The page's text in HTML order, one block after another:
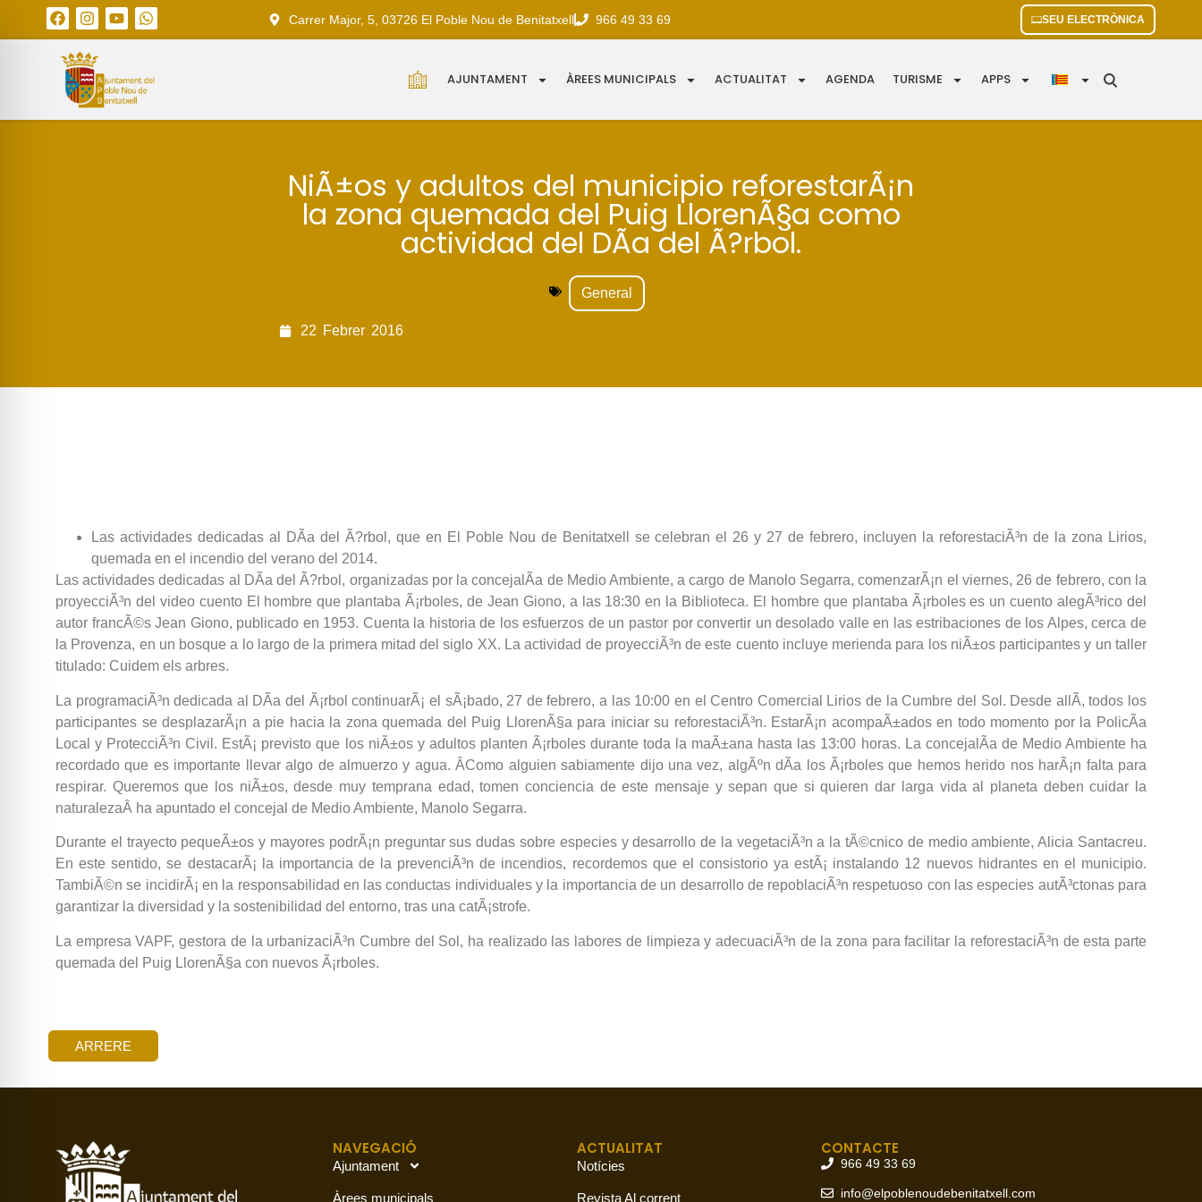
Carrer Major, 5, 03726 El Poble Nou de Benitatxell 966 49 33 69 SEU ELECTRÒNICA
AJUNTAMENT ÀREES MUNICIPALS ACTUALITAT AGENDA TURISME APPS
NiÃ±os y adultos del municipio reforestarÃ¡n
la zona quemada del Puig LlorenÃ§a como
actividad del DÃ­a del Ã?rbol.
General
22 Febrer 2016
Las actividades dedicadas al DÃ­a del Ã?rbol, que en El Poble Nou de Benitatxell se celebran el 26 y 27 de febrero, incluyen la reforestaciÃ³n de la zona Lirios,
quemada en el incendio del verano del 2014.
Las actividades dedicadas al DÃ­a del Ã?rbol, organizadas por la concejalÃ­a de Medio Ambiente, a cargo de Manolo Segarra, comenzarÃ¡n el viernes, 26 de febrero, con la
proyecciÃ³n del video cuento El hombre que plantaba Ã¡rboles, de Jean Giono, a las 18:30 en la Biblioteca. El hombre que plantaba Ã¡rboles es un cuento alegÃ³rico del
autor francÃ©s Jean Giono, publicado en 1953. Cuenta la historia de los esfuerzos de un pastor por convertir un desolado valle en las estribaciones de los Alpes, cerca de
la Provenza, en un bosque a lo largo de la primera mitad del siglo XX. La actividad de proyecciÃ³n de este cuento incluye merienda para los niÃ±os participantes y un taller
titulado: Cuidem els arbres.
La programaciÃ³n dedicada al DÃ­a del Ã¡rbol continuarÃ¡ el sÃ¡bado, 27 de febrero, a las 10:00 en el Centro Comercial Lirios de la Cumbre del Sol. Desde allÃ­, todos los
participantes se desplazarÃ¡n a pie hacia la zona quemada del Puig LlorenÃ§a para iniciar su reforestaciÃ³n. EstarÃ¡n acompaÃ±ados en todo momento por la PolicÃ­a
Local y ProtecciÃ³n Civil. EstÃ¡ previsto que los niÃ±os y adultos planten Ã¡rboles durante toda la maÃ±ana hasta las 13:00 horas. La concejalÃ­a de Medio Ambiente ha
recordado que es importante llevar algo de almuerzo y agua. ÂComo alguien sabiamente dijo una vez, algÃºn dÃ­a los Ã¡rboles que hemos herido nos harÃ¡n falta para
respirar. Queremos que los niÃ±os, desde muy temprana edad, tomen conciencia de este mensaje y sepan que si quieren dar larga vida al planeta deben cuidar la
naturalezaÂ ha apuntado el concejal de Medio Ambiente, Manolo Segarra.
Durante el trayecto pequeÃ±os y mayores podrÃ¡n preguntar sus dudas sobre especies y desarrollo de la vegetaciÃ³n a la tÃ©cnico de medio ambiente, Alicia Santacreu.
En este sentido, se destacarÃ¡ la importancia de la prevenciÃ³n de incendios, recordemos que el consistorio ya estÃ¡ instalando 12 nuevos hidrantes en el municipio.
TambiÃ©n se incidirÃ¡ en la responsabilidad en las conductas individuales y la importancia de un desarrollo de repoblaciÃ³n respetuoso con las especies autÃ³ctonas para
garantizar la diversidad y la sostenibilidad del entorno, tras una catÃ¡strofe.
La empresa VAPF, gestora de la urbanizaciÃ³n Cumbre del Sol, ha realizado las labores de limpieza y adecuaciÃ³n de la zona para facilitar la reforestaciÃ³n de esta parte
quemada del Puig LlorenÃ§a con nuevos Ã¡rboles.
ARRERE
NAVEGACIÓ
Ajuntament
Àrees municipals
ACTUALITAT
Notícies
Revista Al corrent
CONTACTE
966 49 33 69
info@elpoblenoudebenitatxell.com